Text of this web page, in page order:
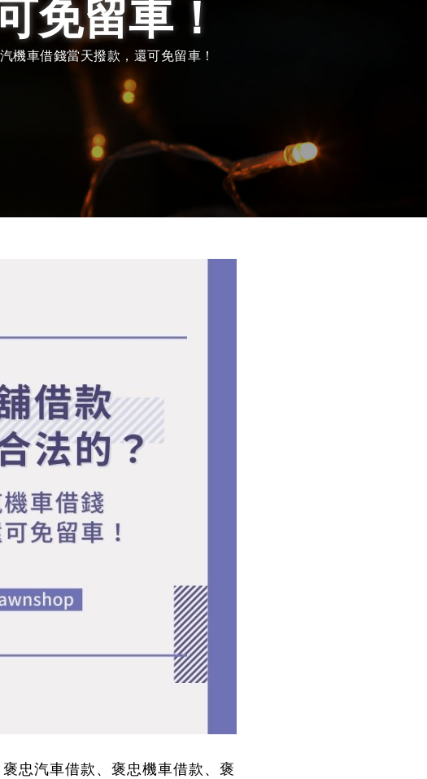
免留車！
機車借錢當天撥款，還可免留車！
忠汽車借款、褒忠機車借款、褒